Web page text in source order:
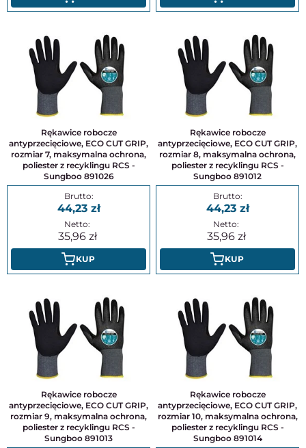
Rękawice robocze
antyprzecięciowe, ECO CUT GRIP,
rozmiar 7, maksymalna ochrona,
poliester z recyklingu RCS -
Sungboo 891026
44,23
35,96
KUP
Rękawice robocze
antyprzecięciowe, ECO CUT GRIP,
rozmiar 8, maksymalna ochrona,
poliester z recyklingu RCS -
Sungboo 891012
44,23
35,96
KUP
Rękawice robocze
antyprzecięciowe, ECO CUT GRIP,
rozmiar 9, maksymalna ochrona,
poliester z recyklingu RCS -
Sungboo 891013
Rękawice robocze
antyprzecięciowe, ECO CUT GRIP,
rozmiar 10, maksymalna ochrona,
poliester z recyklingu RCS -
Sungboo 891014